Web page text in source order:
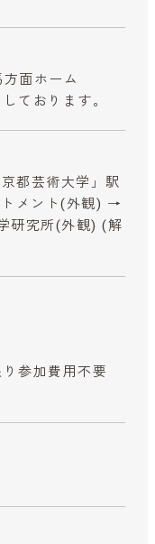
面ホーム
ております。
都芸術大学」駅
メント(外観) →
研究所(外観) (解
り参加費用不要